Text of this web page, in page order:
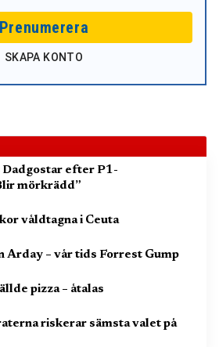
Prenumerera
SKAPA KONTO
efter P1-
mörkrädd”
våldtagna i Ceuta
Arday – vår tids Forrest Gump
pizza – åtalas
riskerar sämsta valet på